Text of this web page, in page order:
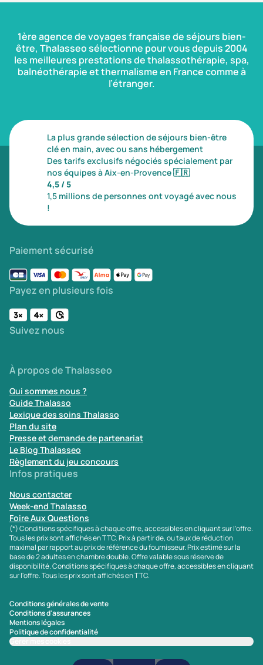
1ère agence de voyages française de séjours bien-
être, Thalasseo sélectionne pour vous depuis 2004
les meilleures prestations de thalassothérapie, spa,
balnéothérapie et thermalisme en France comme à
l’étranger.
La plus grande sélection de séjours bien-être
clé en main, avec ou sans hébergement
Des tarifs exclusifs négociés spécialement par
nos équipes à Aix-en-Provence🇫🇷
4,5 / 5
1,5 millions de personnes ont voyagé avec nous
!
Paiement sécurisé
Payez en plusieurs fois
Suivez nous
À propos de Thalasseo
Qui sommes nous ?
Guide Thalasso
Lexique des soins Thalasso
Plan du site
Presse et demande de partenariat
Le Blog Thalasseo
Règlement du jeu concours
Infos pratiques
Nous contacter
Week-end Thalasso
Foire Aux Questions
(*) Conditions spécifiques à chaque offre, accessibles en cliquant sur l'offre.
Tous les prix sont affichés en TTC. Prix à partir de, ou taux de réduction
maximal par rapport au prix de référence du fournisseur. Prix estimé sur la
base de 2 adultes en chambre double. Offre valable sous réserve de
disponibilité. Conditions spécifiques à chaque offre, accessibles en cliquant
sur l'offre. Tous les prix sont affichés en TTC.
Conditions générales de vente
Conditions d'assurances
Mentions légales
Politique de confidentialité
Gérer mes cookies